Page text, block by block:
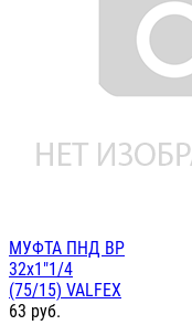
МУФТА ПНД ВР
32х1"1/4
(75/15) VALFEX
63 руб.